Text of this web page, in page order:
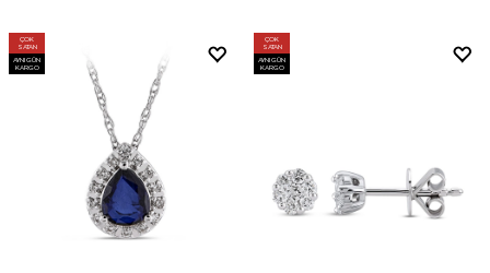
ÇOK
SATAN
AYNI GÜN
KARGO
ÇOK
SATAN
AYNI GÜN
KARGO